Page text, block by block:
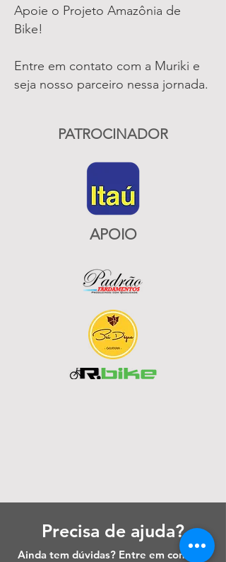
Apoie o Projeto Amazônia de
Bike!
Entre em contato com a Muriki e
seja nosso parceiro nessa jornada.
PATROCINADOR
APOIO
Precisa de ajuda?
Ainda tem dúvidas? Entre em contato,